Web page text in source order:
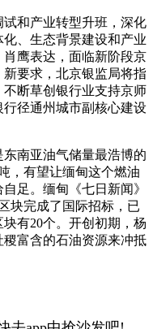
产业转型升班，深化
、生态背景建设和产业
鹰表达，面临新阶段京
新要求，北京银监局将指
不断草创银行业支持京师
银行径通州城市副核心建设
东南亚油气储量最浩博的
，有望让缅甸这个燃油
。缅甸《七日新闻》
块完成了国际招标，已
个。开创初期，杨
社稷富含的石油资源来冲抵